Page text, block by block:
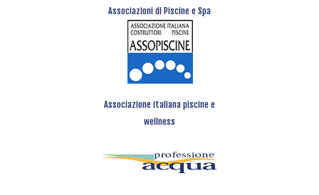
Associazioni di Piscine e Spa
Associazione italiana piscine e
wellness